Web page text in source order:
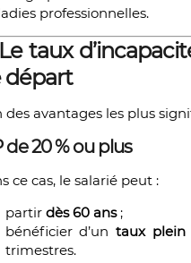
professionnelles.
taux
départ
des avantages les plus
de 20 % ou plus
ce cas, le salarié peut :
partir dès 60 ans;
bénéficier d’untaux plein
trimestres.